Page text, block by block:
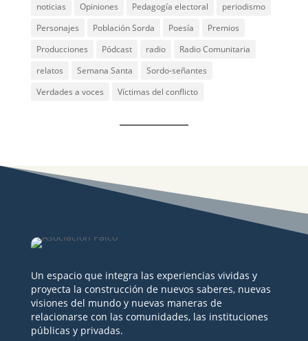
noticias
Opiniones Pedagogía electoral
periodismo
Personajes
Población Sorda Poesía
Premios
Producciones
Pódcast radio
Radio Comunitaria
relatos
Semana Santa
Sordo-señantes
Verdades a voces
Víctimas del conflicto
Un espacio que integra las experiencias vividas y
proyecta la construcción de nuevos saberes, nuevas
visiones del mundo y nuevas maneras de
relacionarse con las comunidades, las instituciones
públicas y privadas.